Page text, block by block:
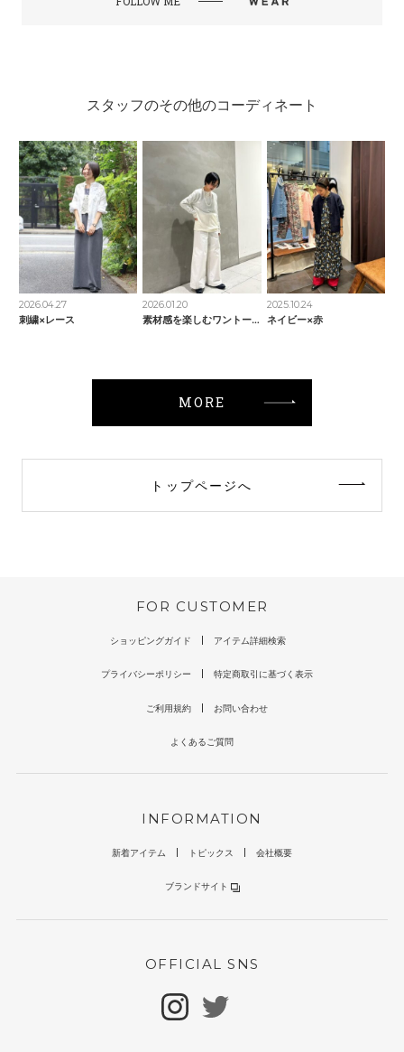
スタッフのその他のコーディネート
2026.04.27
刺繍×レース
2026.01.20
素材感を楽しむワントーンコーデ
2025.10.24
ネイビー×赤
MORE
トップページへ
FOR CUSTOMER
ショッピングガイド アイテム詳細検索
プライバシーポリシー 特定商取引に基づく表示
ご利用規約 お問い合わせ
よくあるご質問
INFORMATION
新着アイテム トピックス 会社概要
ブランドサイト
OFFICIAL SNS